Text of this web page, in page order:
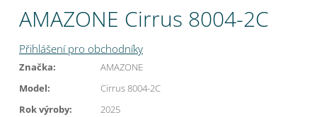
AMAZONE Cirrus 8004-2C
Přihlášení pro obchodníky
Značka:
AMAZONE
Model:
Cirrus 8004-2C
Rok výroby:
2025